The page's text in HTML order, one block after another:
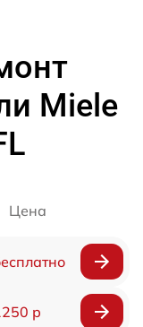
Miele
Цена
р